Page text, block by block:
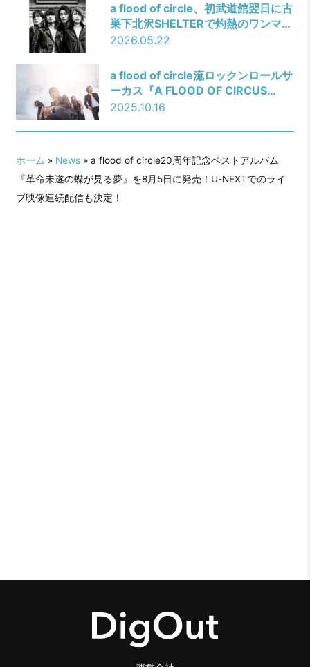
a flood of circle、初武道館翌日に古
巣下北沢SHELTERで灼熱のワンマン
敢行
2026.05.22
a flood of circle流ロックンロールサ
ーカス『A FLOOD OF CIRCUS
2026』全出演者発表！
2025.10.16
ホーム » News» a flood of circle20周年記念ベストアルバム
『革命未遂の蝶が見る夢』を8月5日に発売！U-NEXTでのライ
ブ映像連続配信も決定！